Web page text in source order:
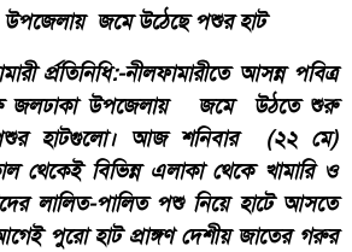
উপজেলায় জমে উঠেছে পশুর হাট
র্প্রতিনিধি:-নীলফামারীতে আসন্ন পবিত্র
জলঢাকা উপজেলায় জমে উঠতে শুরু
হাটগুলো। আজ শনিবার (২২ মে)
থেকেই বিভিন্ন এলাকা থেকে খামারি ও
লালিত-পালিত পশু নিয়ে হাটে আসতে
পুরো হাট প্রাঙ্গণ দেশীয় জাতের গরুর